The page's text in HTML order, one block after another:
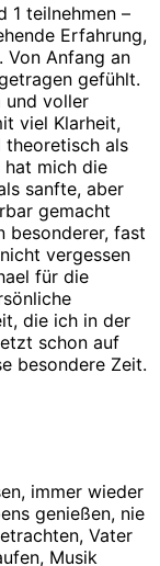
1 teilnehmen –
Erfahrung,
Von Anfang an
gefühlt.
und voller
viel Klarheit,
theoretisch als
hat mich die
sanfte, aber
gemacht
besonderer, fast
vergessen
für die
die ich in der
schon auf
besondere Zeit.
immer wieder
genießen, nie
Vater
Musik